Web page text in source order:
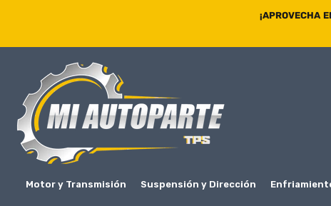
¡APROVECHA
Motor y Transmisión Suspensión y Dirección